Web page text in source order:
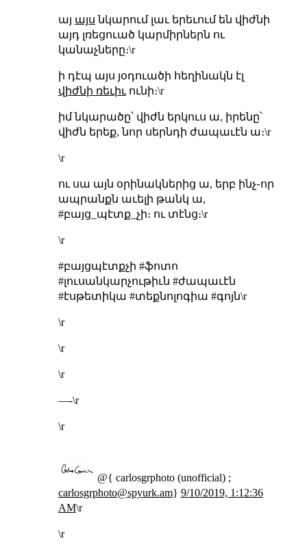
այ այս նկարում լաւ երեւում են վիժնի
այդ լռեցուած կարմիրներն ու
կանաչները։\r
ի դէպ այս յօդուածի հեղինակն էլ
վիժնի ռեւիւունի։\r
իմ նկարածը՝ վիժն երկուս ա, իրենը՝
վիժն երեք, նոր սերնդի ժապաւէն ա։\r
\r
ու սա այն օրինակներից ա, երբ ինչ֊որ
ապրանքն աւելի թանկ ա,
#բայց_պէտք_չի։ ու տէնց։\r
\r
#բայցպէտքչի #ֆոտո
#լուսանկարչութիւն #ժապաւէն
#էսթետիկա #տեքնոլոգիա #գոյն\r
\r
\r
\r
—-\r
\r
@{ carlosgrphoto (unofficial) ;
carlosgrphoto@spyurk.am} 9/10/2019, 1:12:36
AM\r
\r